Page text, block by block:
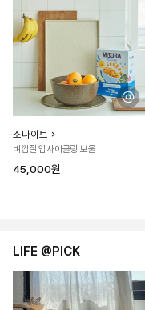
소나이트
벼껍질 업사이클링 보울
45,000원
LIFE @PICK